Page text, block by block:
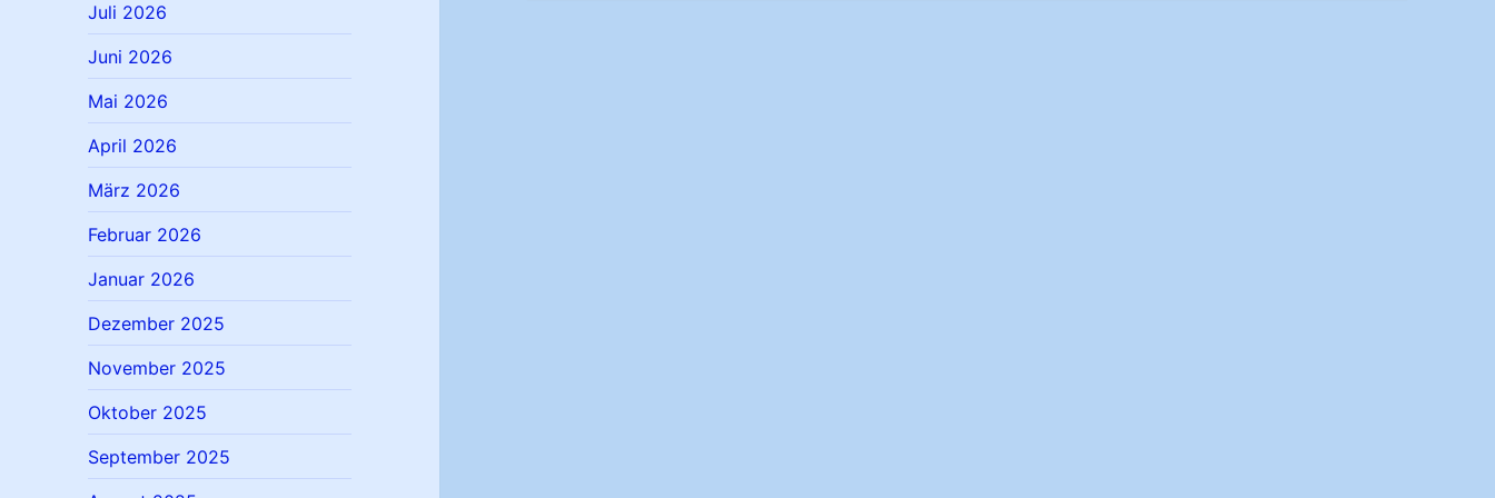
Juli 2026
Juni 2026
Mai 2026
April 2026
März 2026
Februar 2026
Januar 2026
Dezember 2025
November 2025
Oktober 2025
September 2025